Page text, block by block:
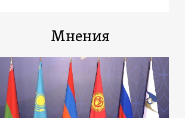
Мнения